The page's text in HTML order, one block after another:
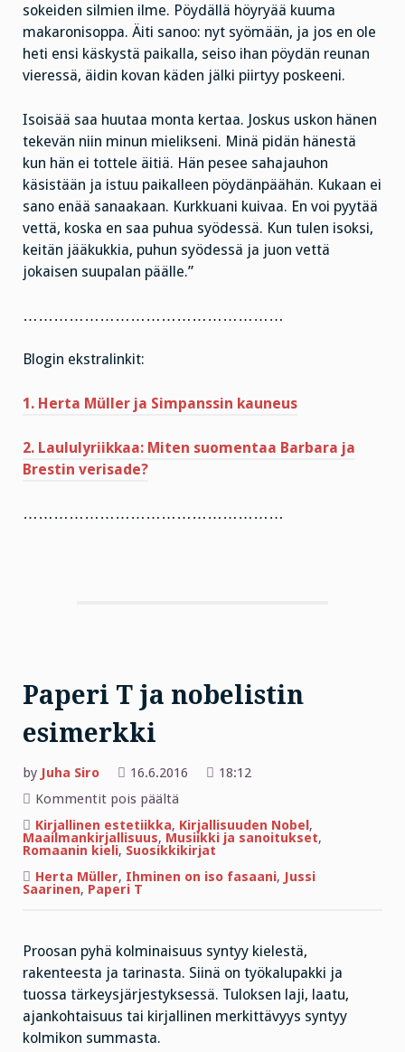
sokeiden silmien ilme. Pöydällä höyryää kuuma
makaronisoppa. Äiti sanoo: nyt syömään, ja jos en ole
heti ensi käskystä paikalla, seiso ihan pöydän reunan
vieressä, äidin kovan käden jälki piirtyy poskeeni.
Isoisää saa huutaa monta kertaa. Joskus uskon hänen
tekevän niin minun mielikseni. Minä pidän hänestä
kun hän ei tottele äitiä. Hän pesee sahajauhon
käsistään ja istuu paikalleen pöydänpäähän. Kukaan ei
sano enää sanaakaan. Kurkkuani kuivaa. En voi pyytää
vettä, koska en saa puhua syödessä. Kun tulen isoksi,
keitän jääkukkia, puhun syödessä ja juon vettä
jokaisen suupalan päälle.”
……………………………………………
Blogin ekstralinkit:
1. Herta Müller ja Simpanssin kauneus
2. Laululyriikkaa: Miten suomentaa Barbara ja
Brestin verisade?
……………………………………………
Paperi T ja nobelistin
esimerkki
by Juha Siro 16.6.2016
18:12
Kommentit pois päältä
T
ja
nobelistin
esimerkki
Kirjallinen estetiikka, Kirjallisuuden Nobel,
Maailmankirjallisuus, Musiikki ja sanoitukset,
Romaanin kieli, Suosikkikirjat
Herta Müller, Ihminen on iso fasaani, Jussi
Saarinen, Paperi T
Proosan pyhä kolminaisuus syntyy kielestä,
rakenteesta ja tarinasta. Siinä on työkalupakki ja
tuossa tärkeysjärjestyksessä. Tuloksen laji, laatu,
ajankohtaisuus tai kirjallinen merkittävyys syntyy
kolmikon summasta.